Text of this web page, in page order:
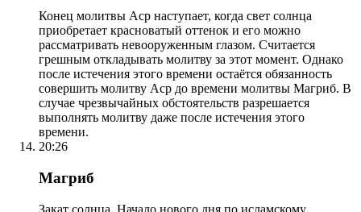
Конец молитвы Аср наступает, когда свет солнца
приобретает красноватый оттенок и его можно
рассматривать невооруженным глазом. Считается
грешным откладывать молитву за этот момент. Однако
после истечения этого времени остаётся обязанность
совершить молитву Аср до времени молитвы Магриб. В
случае чрезвычайных обстоятельств разрешается
выполнять молитву даже после истечения этого
времени.
20:26
Магриб
Закат солнца. Начало нового дня по исламскому